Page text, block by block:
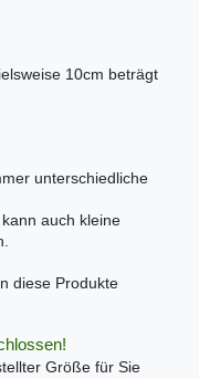
10cm beträgt
unterschiedliche
auch kleine
diese Produkte
Größe für Sie